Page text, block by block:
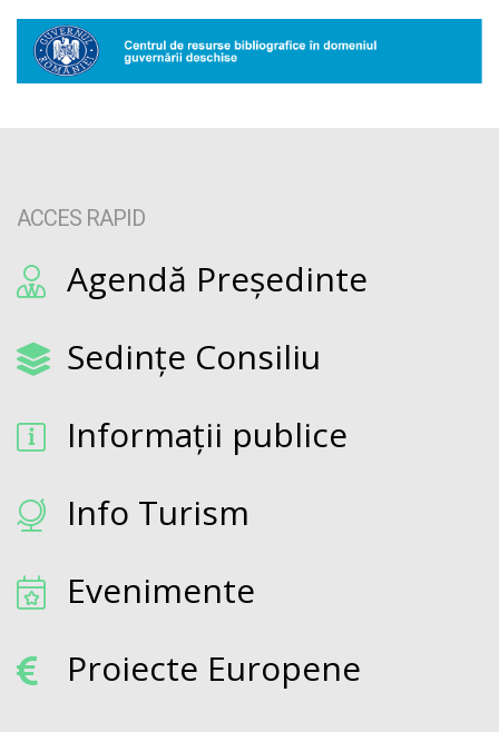
ACCES RAPID
Agendă Președinte
Sedințe Consiliu
Informații publice
Info Turism
Evenimente
Proiecte Europene